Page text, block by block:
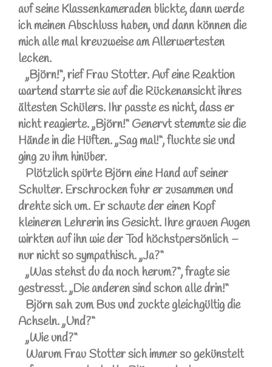
auf seine Klassenkameraden blickte, dann werde
ich meinen Abschluss haben, und dann können die
mich alle mal kreuzweise am Allerwertesten
lecken.
„Björn!“, rief Frau Stotter. Auf eine Reaktion
wartend starrte sie auf die Rückenansicht ihres
ältesten Schülers. Ihr passte es nicht, dass er
nicht reagierte. „Björn!“ Genervt stemmte sie die
Hände in die Hüften. „Sag mal!“, fluchte sie und
ging zu ihm hinüber.
Plötzlich spürte Björn eine Hand auf seiner
Schulter. Erschrocken fuhr er zusammen und
drehte sich um. Er schaute der einen Kopf
kleineren Lehrerin ins Gesicht. Ihre grauen Augen
wirkten auf ihn wie der Tod höchstpersönlich –
nur nicht so sympathisch. „Ja?“
„Was stehst du da noch herum?“, fragte sie
gestresst. „Die anderen sind schon alle drin!“
Björn sah zum Bus und zuckte gleichgültig die
Achseln. „Und?“
„Wie und?“
Warum Frau Stotter sich immer so gekünstelt